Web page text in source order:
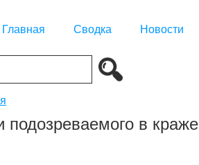
Главная Сводка Новости
в краже